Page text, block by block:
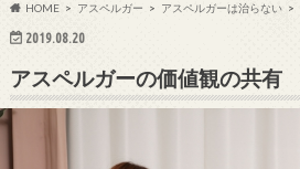
HOME アスペルガー アスペルガーは治らない
2019.08.20
アスペルガーの価値観の共有